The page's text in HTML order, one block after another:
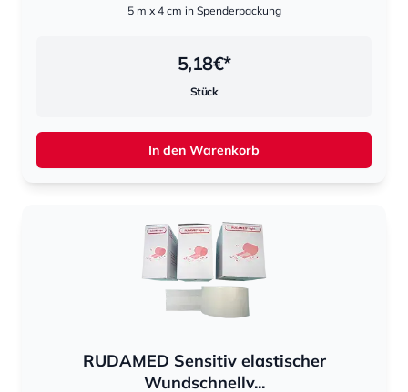
5 m x 4 cm in Spenderpackung
5,18€*
Stück
In den Warenkorb
RUDAMED Sensitiv elastischer
Wundschnellv...